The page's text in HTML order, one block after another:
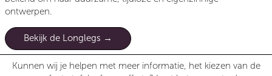
ontwerpen.
Bekijk de Longlegs
Kunnen wij je helpen met meer informatie, het kiezen van de